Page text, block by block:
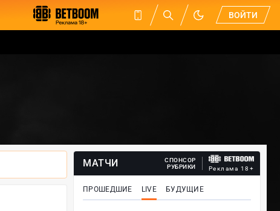
ВОЙТИ
МАТЧИ
СПОНСОР
РУБРИКИ
Реклама 18+
ПРОШЕДШИЕ LIVE БУДУЩИЕ